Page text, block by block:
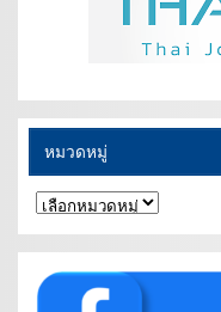
หมวดหมู่
หมวด
หมู่